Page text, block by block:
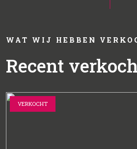
WAT WIJ HEBBEN
Recent
VERKOCHT